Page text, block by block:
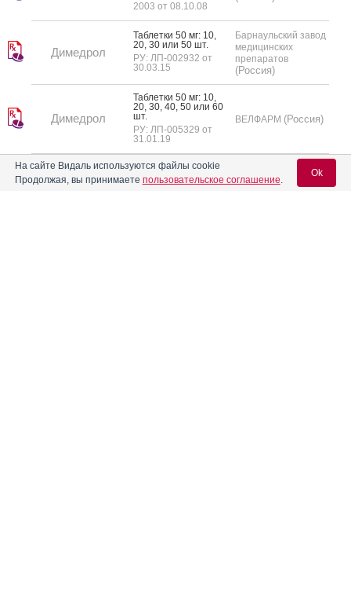
2003 от 08.10.08
Димедрол
Таб­летки 50 мг: 10,
20, 30 или 50 шт.
РУ: ЛП-002932 от
30.03.15
Барнаульский завод
медицинских
препаратов
(Россия)
Димедрол
Таб­летки 50 мг: 10,
20, 30, 40, 50 или 60
шт.
РУ: ЛП-005329 от
31.01.19
ВЕЛФАРМ (Россия)
Рас­твор для внут­ри­
вен­но­го и внут­ри­
мышеч­но­го вве­
На сайте Видаль используются файлы cookie
Продолжая, вы принимаете пользовательское соглашение.
Ok